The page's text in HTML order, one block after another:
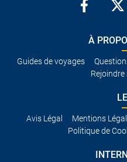
À
Guides de voyages
Avis Légal Mentions
Politique de